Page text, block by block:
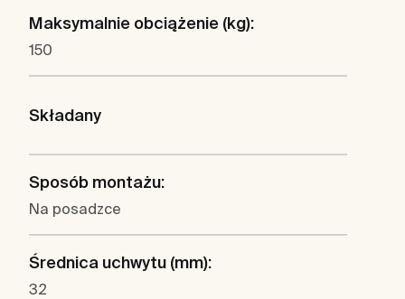
Maksymalnie obciążenie (kg):
150
Składany
Sposób montażu:
Na posadzce
Średnica uchwytu (mm):
32